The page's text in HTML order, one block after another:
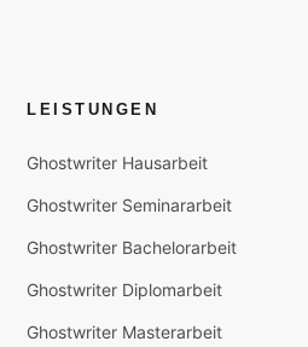
LEISTUNGEN
Ghostwriter Hausarbeit
Ghostwriter Seminararbeit
Ghostwriter Bachelorarbeit
Ghostwriter Diplomarbeit
Ghostwriter Masterarbeit